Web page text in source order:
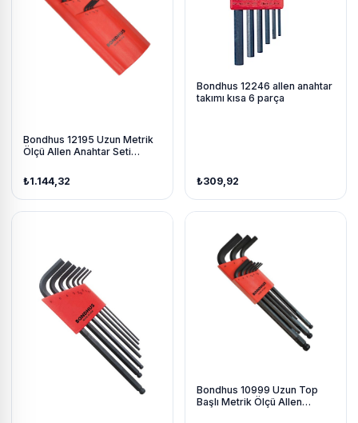
Bondhus 12195 Uzun Metrik
Ölçü Allen Anahtar Seti
₺1.144,32
Bondhus 12246 allen anahtar
takımı kısa 6 parça
₺309,92
Bondhus 10999 Uzun Top
Başlı Metrik Ölçü Allen